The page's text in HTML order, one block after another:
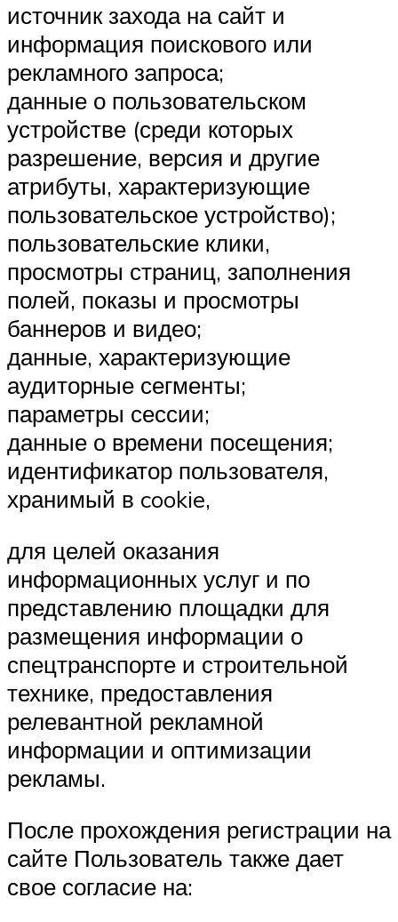
источник захода на сайт и
информация поискового или
рекламного запроса;
данные о пользовательском
устройстве (среди которых
разрешение, версия и другие
атрибуты, характеризующие
пользовательское устройство);
пользовательские клики,
просмотры страниц, заполнения
полей, показы и просмотры
баннеров и видео;
данные, характеризующие
аудиторные сегменты;
параметры сессии;
данные о времени посещения;
идентификатор пользователя,
хранимый в cookie,
для целей оказания
информационных услуг и по
представлению площадки для
размещения информации о
спецтранспорте и строительной
технике, предоставления
релевантной рекламной
информации и оптимизации
рекламы.
После прохождения регистрации на
сайте Пользователь также дает
свое согласие на: